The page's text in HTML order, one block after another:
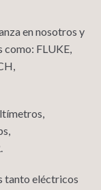
en nosotros y
como: FLUKE,
tanto eléctricos